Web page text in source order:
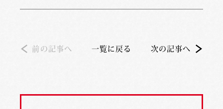
前の記事へ 一覧に戻る 次の記事へ